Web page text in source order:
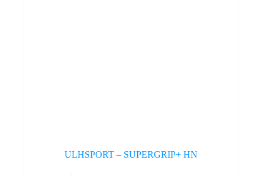
ULHSPORT – SUPERGRIP+ HN